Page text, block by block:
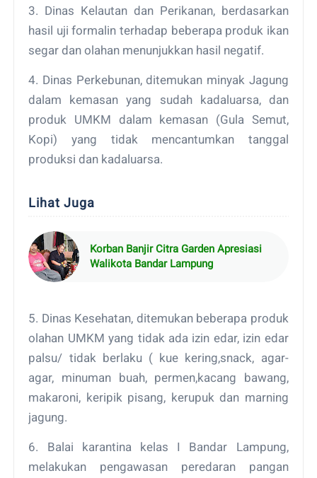
3. Dinas Kelautan dan Perikanan, berdasarkan
hasil uji formalin terhadap beberapa produk ikan
segar dan olahan menunjukkan hasil negatif.
4. Dinas Perkebunan, ditemukan minyak Jagung
dalam kemasan yang sudah kadaluarsa, dan
produk UMKM dalam kemasan (Gula Semut,
Kopi) yang tidak mencantumkan tanggal
produksi dan kadaluarsa.
Lihat Juga
Korban Banjir Citra Garden Apresiasi
Walikota Bandar Lampung
5. Dinas Kesehatan, ditemukan beberapa produk
olahan UMKM yang tidak ada izin edar, izin edar
palsu/ tidak berlaku ( kue kering,snack, agar-
agar, minuman buah, permen,kacang bawang,
makaroni, keripik pisang, kerupuk dan marning
jagung.
6. Balai karantina kelas I Bandar Lampung,
melakukan pengawasan peredaran pangan